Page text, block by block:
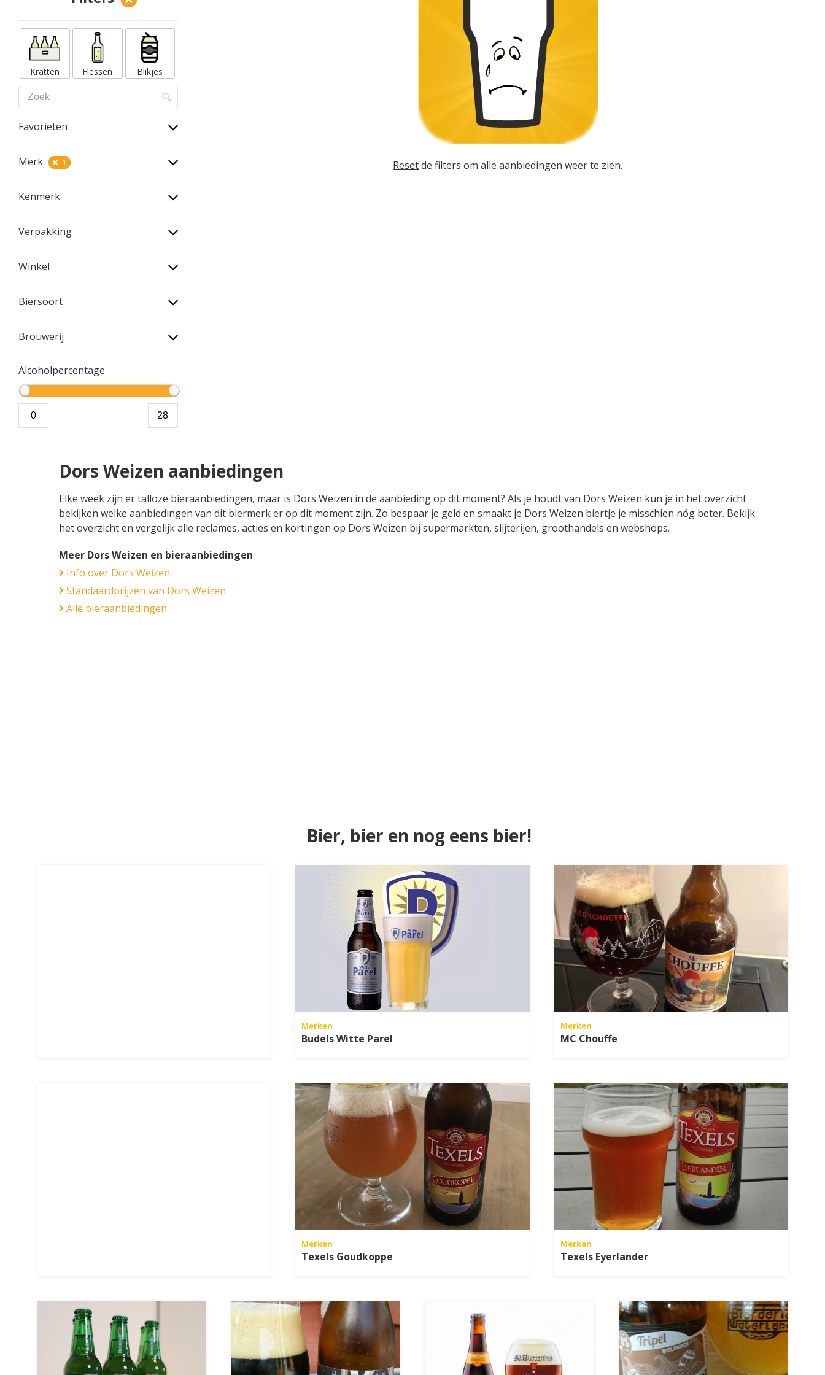
Kratten Flessen Blikjes
Favorieten
Merk 1
Kenmerk
Verpakking
Winkel
Biersoort
Brouwerij
Alcoholpercentage
Resetde filters om alle aanbiedingen weer te zien.
Dors Weizen aanbiedingen
Elke week zijn er talloze bieraanbiedingen, maar is Dors Weizen in de aanbieding op dit moment? Als je houdt van Dors Weizen kun je in het overzicht
bekijken welke aanbiedingen van dit biermerk er op dit moment zijn. Zo bespaar je geld en smaakt je Dors Weizen biertje je misschien nóg beter. Bekijk
het overzicht en vergelijk alle reclames, acties en kortingen op Dors Weizen bij supermarkten, slijterijen, groothandels en webshops.
Meer Dors Weizen en bieraanbiedingen
Info over Dors Weizen
Standaardprijzen van Dors Weizen
Alle bieraanbiedingen
Bier, bier en nog eens bier!
Merken
Budels Witte Parel
Merken
MC Chouffe
Merken
Texels Goudkoppe
Merken
Texels Eyerlander